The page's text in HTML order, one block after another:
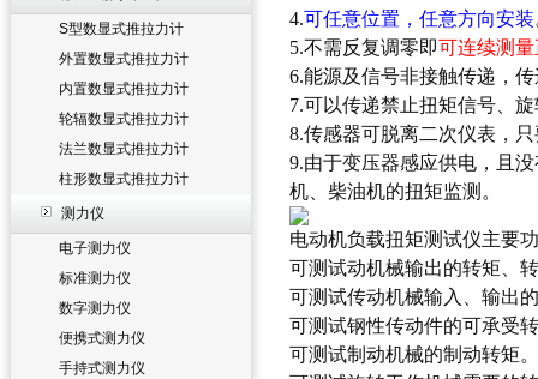
S型数显式推拉力计
外置数显式推拉力计
内置数显式推拉力计
轮辐数显式推拉力计
法兰数显式推拉力计
柱形数显式推拉力计
测力仪
电子测力仪
标准测力仪
数字测力仪
便携式测力仪
手持式测力仪
4.可任意位置，任意方向安装
5.不需反复调零即可连续测
6.能源及信号非接触传递，
7.可以传递禁止扭矩信号、
8.传感器可脱离二次仪表，
9.由于变压器感应供电，且
机、柴油机的扭矩监测。
电动机负载扭矩测试仪主要
可测试动机械输出的转矩、
可测试传动机械输入、输出
可测试钢性传动件的可承受
可测试制动机械的制动转矩